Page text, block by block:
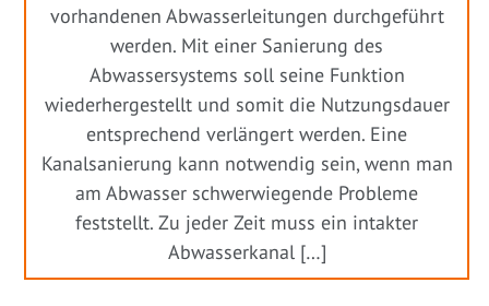
vorhandenen Abwasserleitungen durchgeführt
werden. Mit einer Sanierung des
Abwassersystems soll seine Funktion
wiederhergestellt und somit die Nutzungsdauer
entsprechend verlängert werden. Eine
Kanalsanierung kann notwendig sein, wenn man
am Abwasser schwerwiegende Probleme
feststellt. Zu jeder Zeit muss ein intakter
Abwasserkanal […]